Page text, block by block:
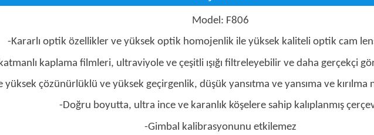
Model: F806
-Kararlı optik özellikler ve yüksek optik homojenlik ile yüksek kaliteli optik cam
kaplama filmleri, ultraviyole ve çeşitli ışığı filtreleyebilir ve daha gerçekçi
çözünürlüklü ve yüksek geçirgenlik, düşük yansıtma ve yansıma ve
-Doğru boyutta, ultra ince ve karanlık köşelere sahip kalıplanmış
-Gimbal kalibrasyonunu etkilemez